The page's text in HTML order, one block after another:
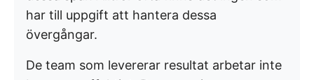
har till uppgift att hantera dessa
övergångar.
De team som levererar resultat arbetar inte